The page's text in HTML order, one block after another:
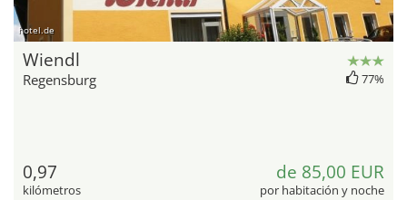
hotel.de
Wiendl
Regensburg 77%
0,97
kilómetros
de 85,00 EUR
por habitación y noche